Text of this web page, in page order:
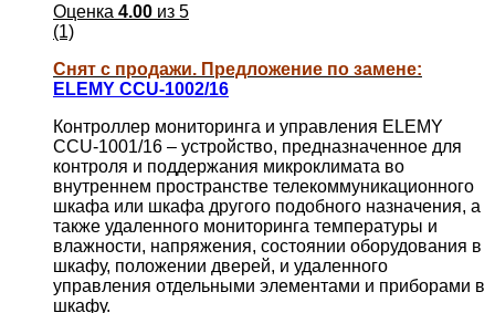
Оценка 4.00 из 5
(1)
Снят с продажи. Предложение по замене:
ELEMY CCU-1002/16
Контроллер мониторинга и управления ELEMY
CCU-1001/16 – устройство, предназначенное для
контроля и поддержания микроклимата во
внутреннем пространстве телекоммуникационного
шкафа или шкафа другого подобного назначения, а
также удаленного мониторинга температуры и
влажности, напряжения, состоянии оборудования в
шкафу, положении дверей, и удаленного
управления отдельными элементами и приборами в
шкафу.